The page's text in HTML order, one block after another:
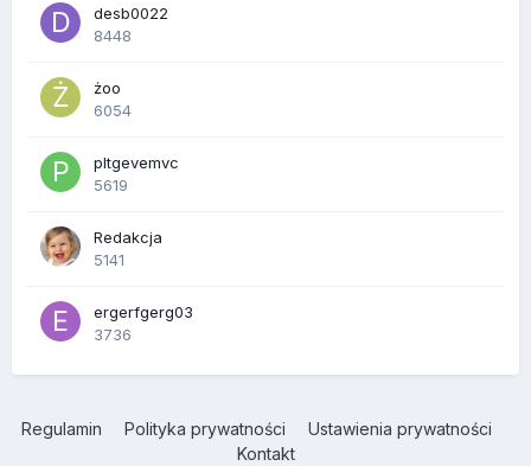
desb0022
8448
żoo
6054
pltgevemvc
5619
Redakcja
5141
ergerfgerg03
3736
Regulamin Polityka prywatności
Ustawienia prywatności
Kontakt